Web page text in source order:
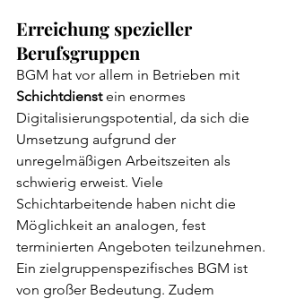
Erreichung spezieller
Berufsgruppen
BGM hat vor allem in Betrieben mit
Schichtdienst ein enormes
Digitalisierungspotential, da sich die
Umsetzung aufgrund der
unregelmäßigen Arbeitszeiten als
schwierig erweist. Viele
Schichtarbeitende haben nicht die
Möglichkeit an analogen, fest
terminierten Angeboten teilzunehmen.
Ein zielgruppenspezifisches BGM ist
von großer Bedeutung. Zudem